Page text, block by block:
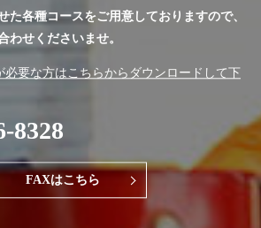
た各種コースをご用意しておりますので、
わせくださいませ。
必要な方はこちらからダウンロードして下
8328
FAXはこちら